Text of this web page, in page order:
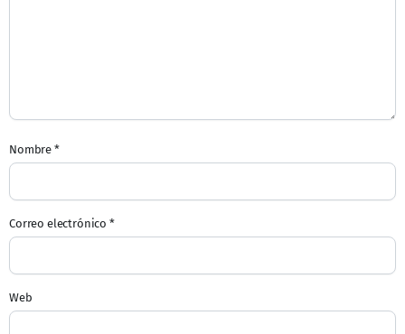
Nombre *
Correo electrónico *
Web